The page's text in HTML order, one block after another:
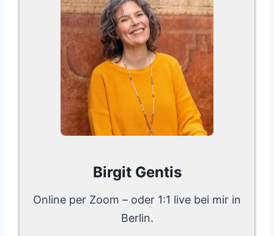
Birgit Gentis
Online per Zoom – oder 1:1 live bei mir in
Berlin.